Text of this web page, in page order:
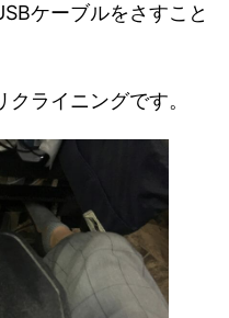
ケーブルをさすこと
ライニングです。